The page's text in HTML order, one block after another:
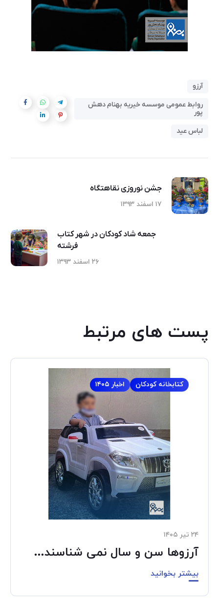
آرزو
روابط عمومی موسسه خیریه بهنام دهش
پور
لباس عید
جشن نوروزی نقاهتگاه
۱۷ اسفند ۱۳۹۳
جمعه شاد کودکان در شهر کتاب
فرشته
۲۶ اسفند ۱۳۹۳
پست های مرتبط
اخبار ۱۴۰۵ کتابخانه کودکان
۲۴ تیر ۱۴۰۵
آرزوها سن و سال نمی شناسند…
بیشتر بخوانید